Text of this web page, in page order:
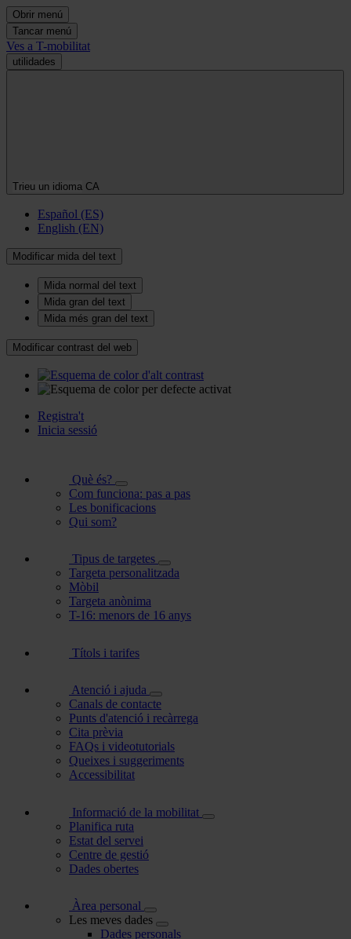
Obrir menú
Tancar menú
Ves a T-mobilitat
utilidades
Trieu un idioma CA
Español (ES)
English (EN)
Modificar mida del text
Mida normal del text
Mida gran del text
Mida més gran del text
Modificar contrast del web
Registra't
Inicia sessió
Què és?
Com funciona: pas a pas
Les bonificacions
Qui som?
Tipus de targetes
Targeta personalitzada
Mòbil
Targeta anònima
T-16: menors de 16 anys
Títols i tarifes
Atenció i ajuda
Canals de contacte
Punts d'atenció i recàrrega
Cita prèvia
FAQs i videotutorials
Queixes i suggeriments
Accessibilitat
Informació de la mobilitat
Planifica ruta
Estat del servei
Centre de gestió
Dades obertes
Àrea personal
Les meves dades
Dades personals